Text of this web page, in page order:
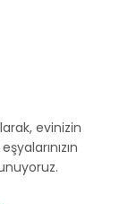
evinizin